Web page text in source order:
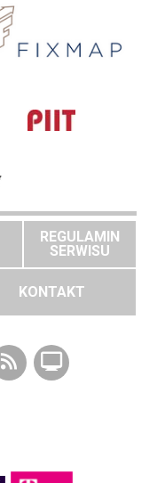
REGULAMIN
SERWISU
KONTAKT